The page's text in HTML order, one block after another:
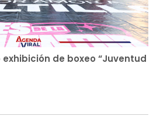
de boxeo “Juventud